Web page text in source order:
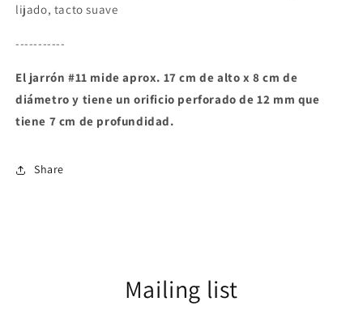
lijado, tacto suave
-----------
El jarrón #11 mide aprox. 17 cm de alto x 8 cm de
diámetro y tiene un orificio perforado de 12 mm que
tiene 7 cm de profundidad.
Share
Mailing list